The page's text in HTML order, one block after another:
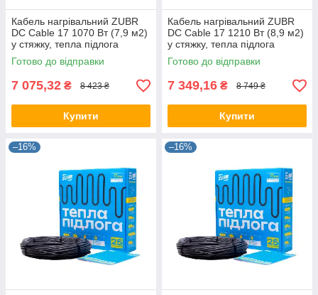
Кабель нагрівальний ZUBR
DC Cable 17 1070 Вт (7,9 м2)
у стяжку, тепла підлога
електрична ZUBR
Готово до відправки
7 075,32 ₴ 8 423 ₴
Купити
Кабель нагрівальний ZUBR
DC Cable 17 1210 Вт (8,9 м2)
у стяжку, тепла підлога
електрична ZUBR
Готово до відправки
7 349,16 ₴ 8 749 ₴
Купити
–16% –16%